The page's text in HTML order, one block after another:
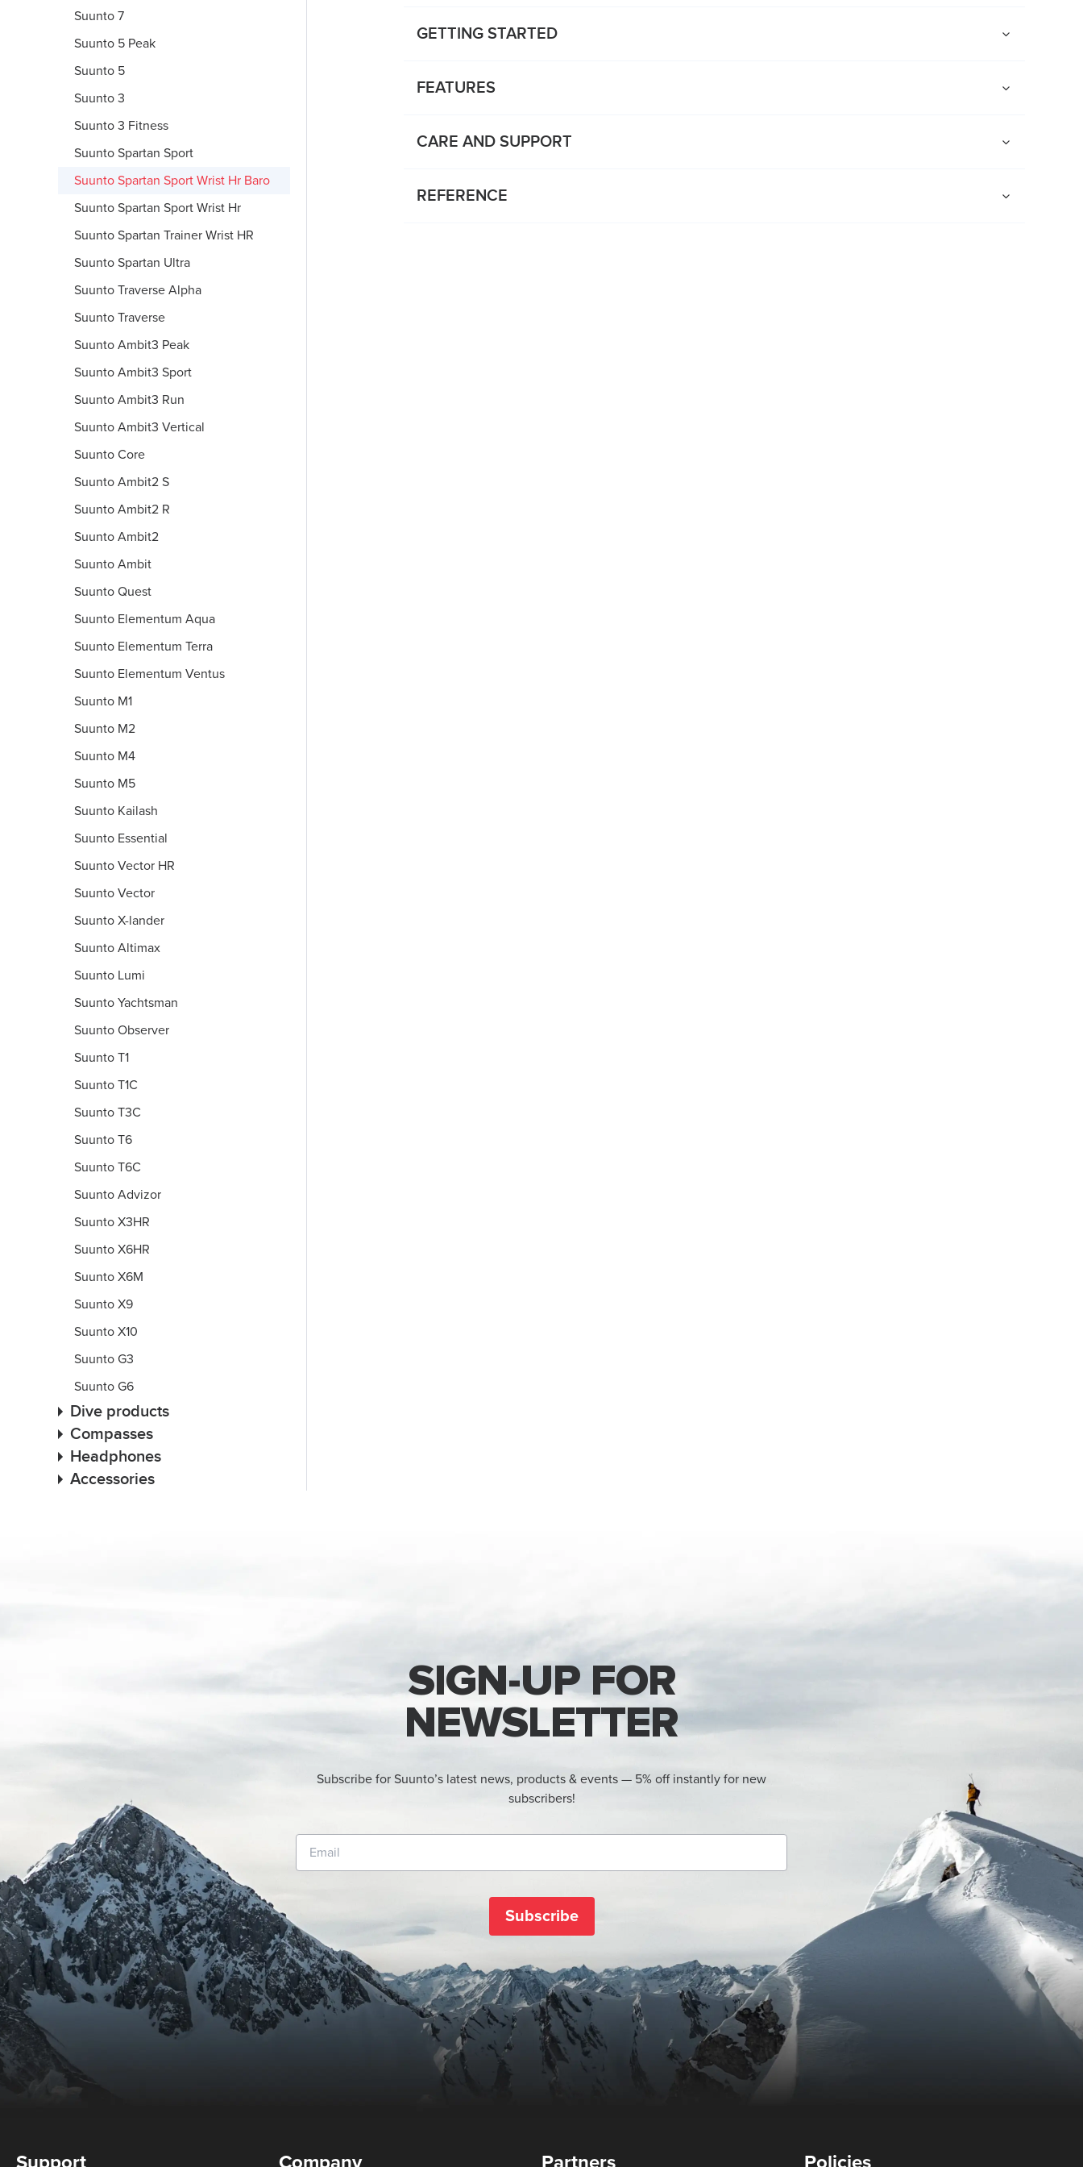
Suunto 7
Suunto 5 Peak
Suunto 5
Suunto 3
Suunto 3 Fitness
Suunto Spartan Sport
Suunto Spartan Sport Wrist Hr Baro
Suunto Spartan Sport Wrist Hr
Suunto Spartan Trainer Wrist HR
Suunto Spartan Ultra
Suunto Traverse Alpha
Suunto Traverse
Suunto Ambit3 Peak
Suunto Ambit3 Sport
Suunto Ambit3 Run
Suunto Ambit3 Vertical
Suunto Core
Suunto Ambit2 S
Suunto Ambit2 R
Suunto Ambit2
Suunto Ambit
Suunto Quest
Suunto Elementum Aqua
Suunto Elementum Terra
Suunto Elementum Ventus
Suunto M1
Suunto M2
Suunto M4
Suunto M5
Suunto Kailash
Suunto Essential
Suunto Vector HR
Suunto Vector
Suunto X-lander
Suunto Altimax
Suunto Lumi
Suunto Yachtsman
Suunto Observer
Suunto T1
Suunto T1C
Suunto T3C
Suunto T6
Suunto T6C
Suunto Advizor
Suunto X3HR
Suunto X6HR
Suunto X6M
Suunto X9
Suunto X10
Suunto G3
Suunto G6
Dive products
Compasses
Headphones
Accessories
GETTING STARTED
FEATURES
CARE AND SUPPORT
REFERENCE
SIGN-UP FOR
NEWSLETTER
Subscribe for Suunto’s latest news, products & events — 5% off instantly for new
subscribers!
Subscribe
Support Company Partners Policies